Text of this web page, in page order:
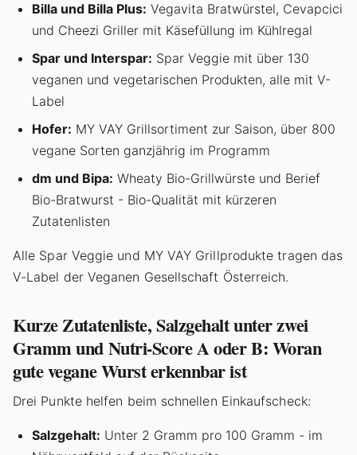
Billa und Billa Plus: Vegavita Bratwürstel, Cevapcici
und Cheezi Griller mit Käsefüllung im Kühlregal
Spar und Interspar: Spar Veggie mit über 130
veganen und vegetarischen Produkten, alle mit V-
Label
Hofer: MY VAY Grillsortiment zur Saison, über 800
vegane Sorten ganzjährig im Programm
dm und Bipa: Wheaty Bio-Grillwürste und Berief
Bio-Bratwurst - Bio-Qualität mit kürzeren
Zutatenlisten
Alle Spar Veggie und MY VAY Grillprodukte tragen das
V-Label der Veganen Gesellschaft Österreich.
Kurze Zutatenliste, Salzgehalt unter zwei
Gramm und Nutri-Score A oder B: Woran
gute vegane Wurst erkennbar ist
Drei Punkte helfen beim schnellen Einkaufscheck:
Salzgehalt: Unter 2 Gramm pro 100 Gramm - im